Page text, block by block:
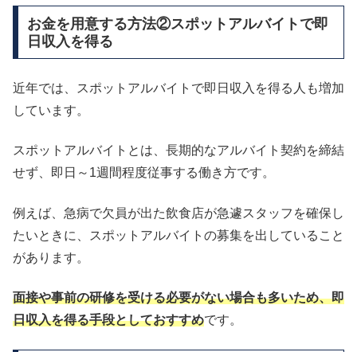
お金を用意する方法②スポットアルバイトで即
日収入を得る
近年では、スポットアルバイトで即日収入を得る人も増加
しています。
スポットアルバイトとは、長期的なアルバイト契約を締結
せず、即日～1週間程度従事する働き方です。
例えば、急病で欠員が出た飲食店が急遽スタッフを確保し
たいときに、スポットアルバイトの募集を出していること
があります。
面接や事前の研修を受ける必要がない場合も多いため、即
日収入を得る手段としておすすめです。